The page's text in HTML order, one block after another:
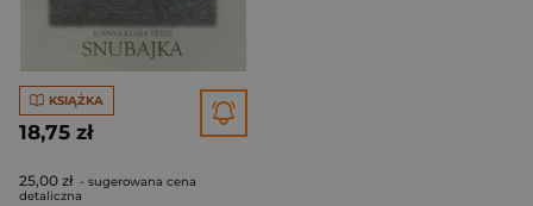
KSIĄŻKA
18,75 zł
25,00 zł - sugerowana cena
detaliczna